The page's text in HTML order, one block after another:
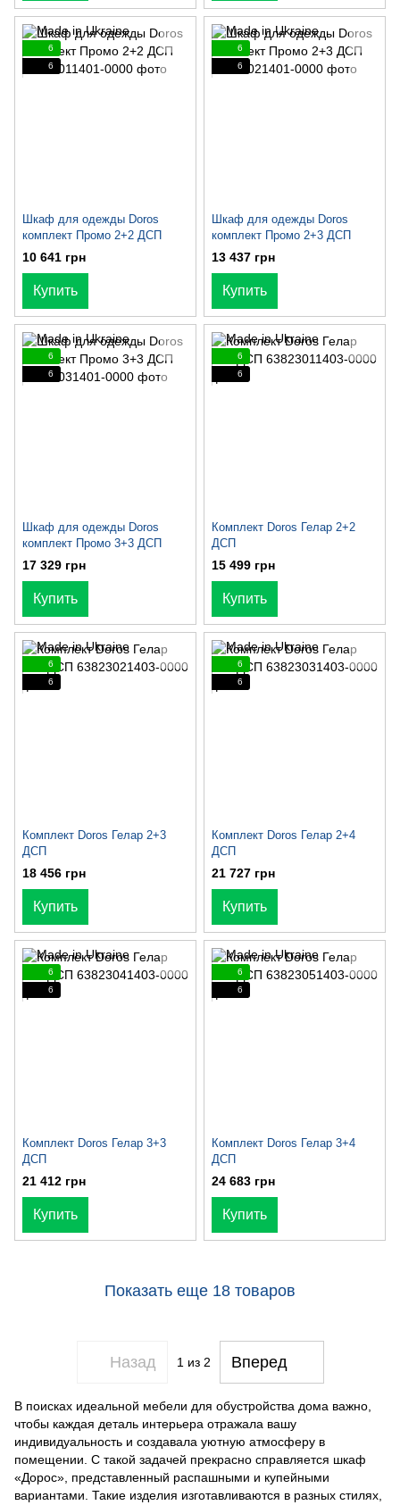
6
6
Шкаф для одежды Doros
комплект Промо 2+2 ДСП
10 641 грн
Купить
6
6
Шкаф для одежды Doros
комплект Промо 2+3 ДСП
13 437 грн
Купить
6
6
Шкаф для одежды Doros
комплект Промо 3+3 ДСП
17 329 грн
Купить
6
6
Комплект Doros Гелар 2+2
ДСП
15 499 грн
Купить
6
6
Комплект Doros Гелар 2+3
ДСП
18 456 грн
Купить
6
6
Комплект Doros Гелар 2+4
ДСП
21 727 грн
Купить
6
6
Комплект Doros Гелар 3+3
ДСП
21 412 грн
Купить
6
6
Комплект Doros Гелар 3+4
ДСП
24 683 грн
Купить
Показать еще 18 товаров
Назад 1из 2 Вперед
В поисках идеальной мебели для обустройства дома важно,
чтобы каждая деталь интерьера отражала вашу
индивидуальность и создавала уютную атмосферу в
помещении. С такой задачей прекрасно справляется шкаф
«Дорос», представленный распашными и купейными
вариантами. Такие изделия изготавливаются в разных стилях,